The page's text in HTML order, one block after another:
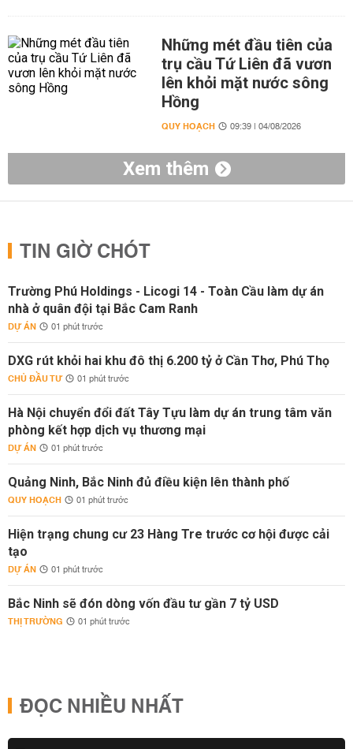
Những mét đầu tiên của
trụ cầu Tứ Liên đã vươn
lên khỏi mặt nước sông
Hồng
QUY HOẠCH 09:39 | 04/08/2026
Xem thêm
TIN GIỜ CHÓT
Trường Phú Holdings - Licogi 14 - Toàn Cầu làm dự án
nhà ở quân đội tại Bắc Cam Ranh
DỰ ÁN 01 phút trước
DXG rút khỏi hai khu đô thị 6.200 tỷ ở Cần Thơ, Phú Thọ
CHỦ ĐẦU TƯ 01 phút trước
Hà Nội chuyển đổi đất Tây Tựu làm dự án trung tâm văn
phòng kết hợp dịch vụ thương mại
DỰ ÁN 01 phút trước
Quảng Ninh, Bắc Ninh đủ điều kiện lên thành phố
QUY HOẠCH 01 phút trước
Hiện trạng chung cư 23 Hàng Tre trước cơ hội được cải
tạo
DỰ ÁN 01 phút trước
Bắc Ninh sẽ đón dòng vốn đầu tư gần 7 tỷ USD
THỊ TRƯỜNG 01 phút trước
ĐỌC NHIỀU NHẤT